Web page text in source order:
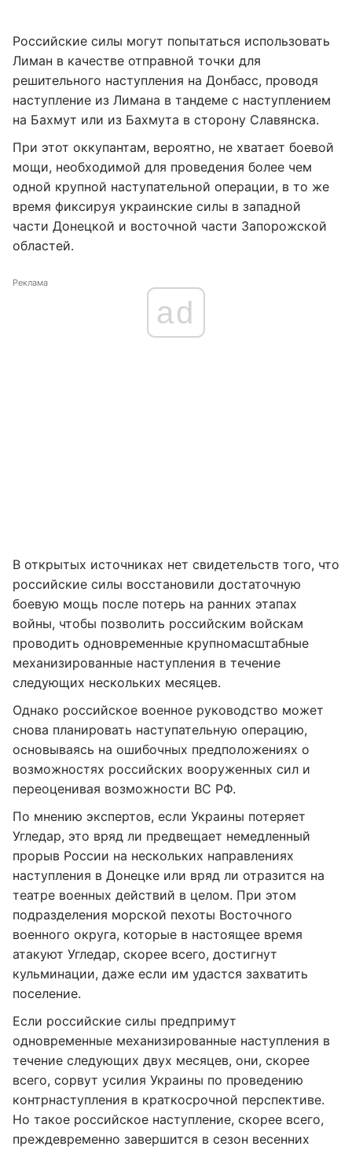
Российские силы могут попытаться использовать
Лиман в качестве отправной точки для
решительного наступления на Донбасс, проводя
наступление из Лимана в тандеме с наступлением
на Бахмут или из Бахмута в сторону Славянска.
При этот оккупантам, вероятно, не хватает боевой
мощи, необходимой для проведения более чем
одной крупной наступательной операции, в то же
время фиксируя украинские силы в западной
части Донецкой и восточной части Запорожской
областей.
Реклама
ad
В открытых источниках нет свидетельств того, что
российские силы восстановили достаточную
боевую мощь после потерь на ранних этапах
войны, чтобы позволить российским войскам
проводить одновременные крупномасштабные
механизированные наступления в течение
следующих нескольких месяцев.
Однако российское военное руководство может
снова планировать наступательную операцию,
основываясь на ошибочных предположениях о
возможностях российских вооруженных сил и
переоценивая возможности ВС РФ.
По мнению экспертов, если Украины потеряет
Угледар, это вряд ли предвещает немедленный
прорыв России на нескольких направлениях
наступления в Донецке или вряд ли отразится на
театре военных действий в целом. При этом
подразделения морской пехоты Восточного
военного округа, которые в настоящее время
атакуют Угледар, скорее всего, достигнут
кульминации, даже если им удастся захватить
поселение.
Если российские силы предпримут
одновременные механизированные наступления в
течение следующих двух месяцев, они, скорее
всего, сорвут усилия Украины по проведению
контрнаступления в краткосрочной перспективе.
Но такое российское наступление, скорее всего,
преждевременно завершится в сезон весенних